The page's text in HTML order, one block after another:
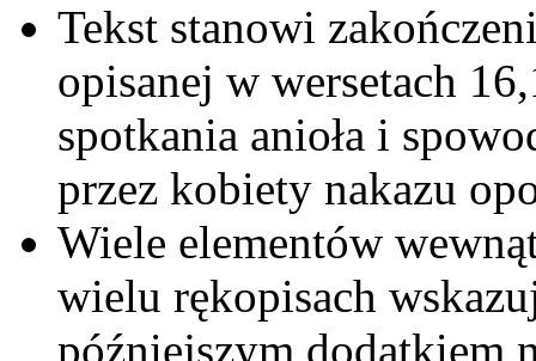
Tekst stanowi
opisanej w wersetach
spotkania anioła i
przez kobiety nakazu
Wiele elementów
wielu rękopisach
późniejszym dodatkiem